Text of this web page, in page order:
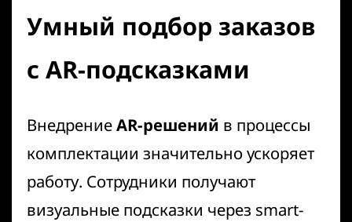
Умный подбор заказов
с AR-подсказками
ВнедрениеAR-решений в процессы
комплектации значительно ускоряет
работу. Сотрудники получают
визуальные подсказки через smart-